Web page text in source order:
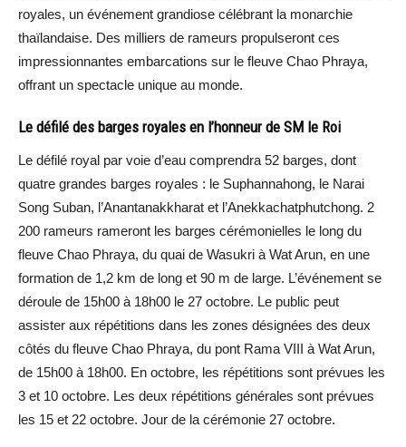
royales, un événement grandiose célébrant la monarchie
thaïlandaise. Des milliers de rameurs propulseront ces
impressionnantes embarcations sur le fleuve Chao Phraya,
offrant un spectacle unique au monde.
Le défilé des barges royales en l’honneur de SM le Roi
Le défilé royal par voie d’eau comprendra 52 barges, dont
quatre grandes barges royales : le Suphannahong, le Narai
Song Suban, l’Anantanakkharat et l’Anekkachatphutchong. 2
200 rameurs rameront les barges cérémonielles le long du
fleuve Chao Phraya, du quai de Wasukri à Wat Arun, en une
formation de 1,2 km de long et 90 m de large. L’événement se
déroule de 15h00 à 18h00 le 27 octobre. Le public peut
assister aux répétitions dans les zones désignées des deux
côtés du fleuve Chao Phraya, du pont Rama VIII à Wat Arun,
de 15h00 à 18h00. En octobre, les répétitions sont prévues les
3 et 10 octobre. Les deux répétitions générales sont prévues
les 15 et 22 octobre. Jour de la cérémonie 27 octobre.